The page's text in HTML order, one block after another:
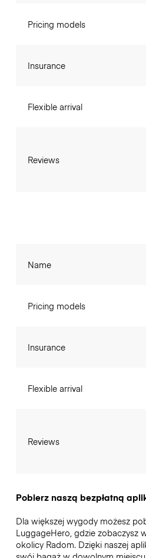
Pricing models
Insurance
Flexible arrival
Reviews
Name
Pricing models
Insurance
Flexible arrival
Reviews
Pobierz naszą bezpłatną
Dla większej wygody możesz
LuggageHero, gdzie zobaczysz
okolicy Radom. Dzięki naszej